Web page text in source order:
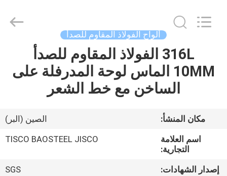
منزل،
بيت
معلومات
INDUSTRIAL
ألواح الفولاذ المقاوم للصدأ
316L الفولاذ المقاوم للصدأ
10MM الماس لوحة المدرفلة على
الساخن مع خط الشعر
مكان المنشأ:
الصين (البر)
اسم العلامة
التجارية:
TISCO BAOSTEEL JISCO
إصدار الشهادات:
SGS